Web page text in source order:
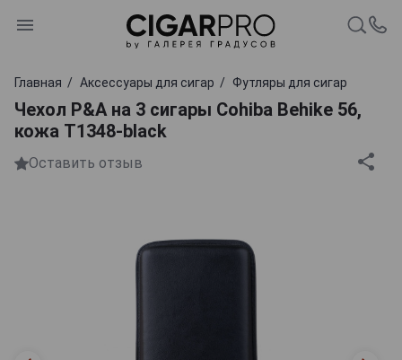
Главная Аксессуары для сигар Футляры для сигар
Чехол P&A на 3 сигары Cohiba Behike 56,
кожа T1348-black
Оставить отзыв